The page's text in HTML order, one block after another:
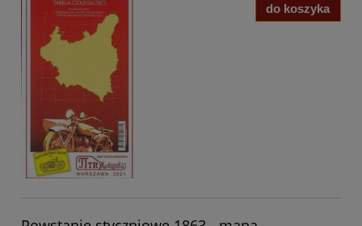
do koszyka